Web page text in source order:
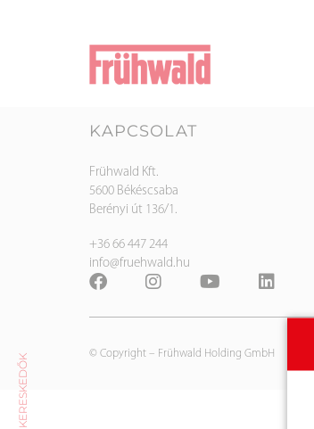
KAPCSOLAT
Frühwald Kft.
5600 Békéscsaba
Berényi út 136/1.
+36 66 447 244
info@fruehwald.hu
© Copyright – Frühwald Holding GmbH
KERESKEDŐK